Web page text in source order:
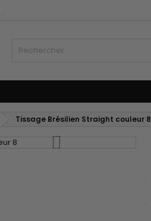
Tissage Brésilien Straight couleur 8